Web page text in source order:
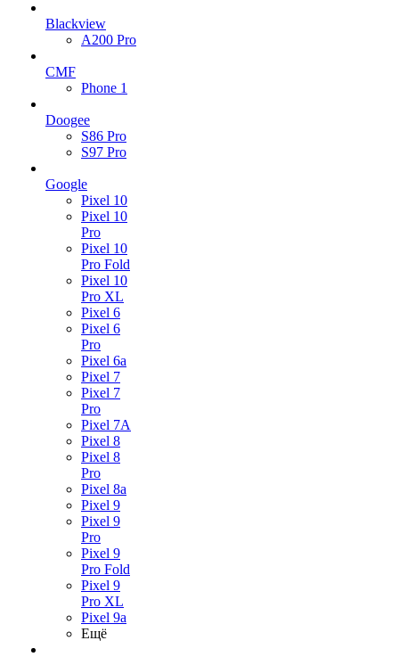
Blackview
A200 Pro
CMF
Phone 1
Doogee
S86 Pro
S97 Pro
Google
Pixel 10
Pixel 10
Pro
Pixel 10
Pro Fold
Pixel 10
Pro XL
Pixel 6
Pixel 6
Pro
Pixel 6a
Pixel 7
Pixel 7
Pro
Pixel 7A
Pixel 8
Pixel 8
Pro
Pixel 8a
Pixel 9
Pixel 9
Pro
Pixel 9
Pro Fold
Pixel 9
Pro XL
Pixel 9a
Ещё